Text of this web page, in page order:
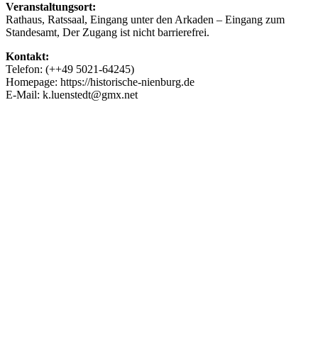
Veranstaltungsort:
Rathaus, Ratssaal, Eingang unter den Arkaden – Eingang zum
Standesamt, Der Zugang ist nicht barrierefrei.
Kontakt:
Telefon: (++49 5021-64245)
Homepage: https://historische-nienburg.de
E-Mail: k.luenstedt@gmx.net